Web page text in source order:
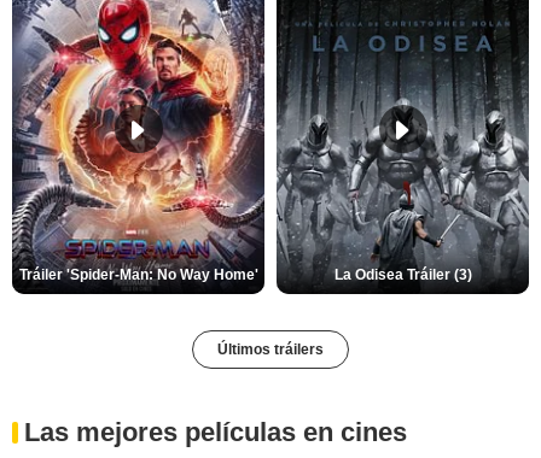
Tráiler 'Spider-Man: No Way Home' La Odisea Tráiler (3)
Últimos tráilers
Las mejores películas en cines